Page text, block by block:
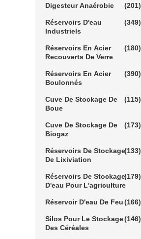
Digesteur Anaérobie (201)
Réservoirs D'eau
Industriels
(349)
Réservoirs En Acier
Recouverts De Verre
(180)
Réservoirs En Acier
Boulonnés
(390)
Cuve De Stockage De
Boue
(115)
Cuve De Stockage De
Biogaz
(173)
Réservoirs De Stockage
De Lixiviation
(133)
Réservoirs De Stockage
D'eau Pour L'agriculture
(179)
Réservoir D'eau De Feu(166)
Silos Pour Le Stockage
Des Céréales
(146)